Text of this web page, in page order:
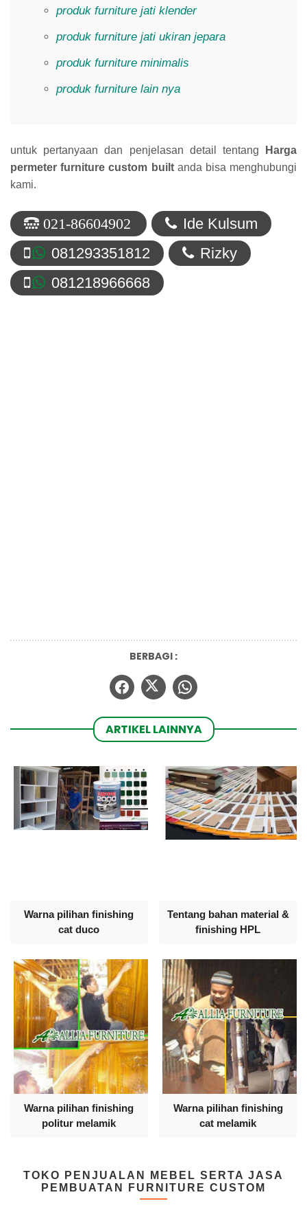
produk furniture jati klender
produk furniture jati ukiran jepara
produk furniture minimalis
produk furniture lain nya
untuk pertanyaan dan penjelasan detail tentang
Harga
permeter furniture custom builtanda bisa menghubungi
kami.
021-86604902
Ide Kulsum
081293351812
Rizky
081218966668
BERBAGI :
ARTIKEL LAINNYA
Warna pilihan finishing
cat duco
Tentang bahan material &
finishing HPL
Warna pilihan finishing
politur melamik
Warna pilihan finishing
cat melamik
TOKO PENJUALAN MEBEL SERTA JASA
PEMBUATAN FURNITURE CUSTOM